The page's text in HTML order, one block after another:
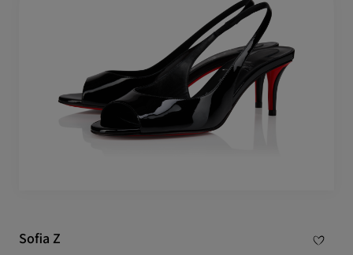
Sofia Z